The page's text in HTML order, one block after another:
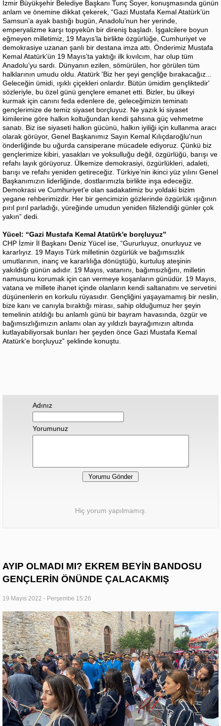
İzmir Büyükşehir Belediye Başkanı Tunç Soyer, konuşmasında günün
anlam ve önemine dikkat çekerek, “Gazi Mustafa Kemal Atatürk’ün
Samsun’a ayak bastığı bugün, Anadolu’nun her yerinde,
emperyalizme karşı topyekûn bir direniş başladı. İşgalcilere boyun
eğmeyen milletimiz, 19 Mayıs’la birlikte özgürlüğe, Cumhuriyet ve
demokrasiye uzanan şanlı bir destana imza attı. Önderimiz Mustafa
Kemal Atatürk’ün 19 Mayıs’ta yaktığı ilk kıvılcım, har olup tüm
Anadolu’yu sardı. Dünyanın ezilen, sömürülen, hor görülen tüm
halklarının umudu oldu. Atatürk 'Biz her şeyi gençliğe bırakacağız...
Geleceğin ümidi, ışıklı çiçekleri onlardır. Bütün ümidim gençliktedir'
sözleriyle, bu özel günü gençlere emanet etti. Bizler, bu ülkeyi
kurmak için canını feda edenlere de, geleceğimizin teminatı
gençlerimize de temiz siyaset borçluyuz. Ne yazık ki siyaset
kimilerine göre halkın koltuğundan kendi şahsına güç vehmetme
sanatı. Biz ise siyaseti halkın gücünü, halkın iyiliği için kullanma aracı
olarak görüyor, Genel Başkanımız Sayın Kemal Kılıçdaroğlu'nun
önderliğinde bu uğurda cansiperane mücadele ediyoruz. Çünkü biz
gençlerimize kibiri, yasakları ve yoksulluğu değil, özgürlüğü, barışı ve
refahı layık görüyoruz. Ülkemize demokrasiyi, özgürlükleri, adaleti,
barışı ve refahı yeniden getireceğiz. Türkiye’nin ikinci yüz yılını Genel
Başkanımızın liderliğinde, dostlarımızla birlikte inşa edeceğiz.
Demokrasi ve Cumhuriyet’e olan sadakatimiz bu yoldaki bizim
yegane rehberimizdir. Her bir gencimizin gözlerinde özgürlük ışığının
pırıl pırıl parladığı, yüreğinde umudun yeniden filizlendiği günler çok
yakın” dedi.
Yücel: “Gazi Mustafa Kemal Atatürk'e borçluyuz”
CHP İzmir İl Başkanı Deniz Yücel ise, “Gururluyuz, onurluyuz ve
kararlıyız. 19 Mayıs Türk milletinin özgürlük ve bağımsızlık
umutlarının, inanç ve kararlılığa dönüştüğü, kurtuluş ateşinin
yakıldığı günün adıdır. 19 Mayıs, vatanını, bağımsızlığını, milletin
namusunu korumak için can vermeye koşanların günüdür. 19 Mayıs,
vatana ve millete ihanet içinde olanların kendi saltanatını ve servetini
düşünenlerin en korkulu rüyasıdır. Gençliğini yaşayamamış bir neslin,
bize kanı ve canıyla bıraktığı mirası, sahip olduğumuz her şeyin
temelinin atıldığı bu anlamlı günü bir bayram havasında, özgür ve
bağımsızlığımızın anlamı olan ay yıldızlı bayrağımızın altında
kutlayabiliyorsak bunları her şeyden önce Gazi Mustafa Kemal
Atatürk'e borçluyuz” şeklinde konuştu.
Adınız
Yorumunuz
Hiç yorum yapılmamış.
AYIP OLMADI MI? EKREM BEYİN BANDOSU
GENÇLERİN ÖNÜNDE ÇALACAKMIŞ
19 Mayıs 2022 - Perşembe 15:26